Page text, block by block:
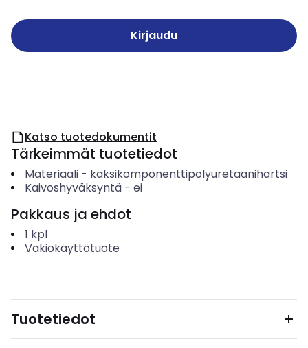
Kirjaudu
Katso tuotedokumentit
Tärkeimmät tuotetiedot
Materiaali- kaksikomponenttipolyuretaanihartsi
Kaivoshyväksyntä- ei
Pakkaus ja ehdot
1 kpl
Vakiokäyttötuote
Tuotetiedot